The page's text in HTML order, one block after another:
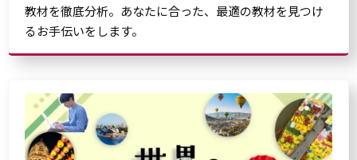
教材を徹底分析。あなたに合った、最適の教材を見つけ
るお手伝いをします。